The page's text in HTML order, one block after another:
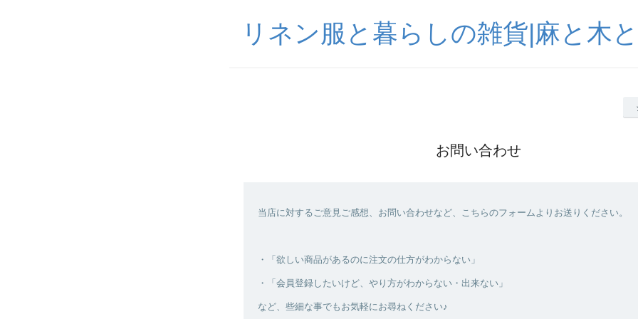
リネン服と暮らしの雑貨|麻と木と
お問い合わせ
当店に対するご意見ご感想、お問い合わせなど、こちらのフォームよりお送りください。
・「欲しい商品があるのに注文の仕方がわからない」
・「会員登録したいけど、やり方がわからない・出来ない」
など、些細な事でもお気軽にお尋ねください♪